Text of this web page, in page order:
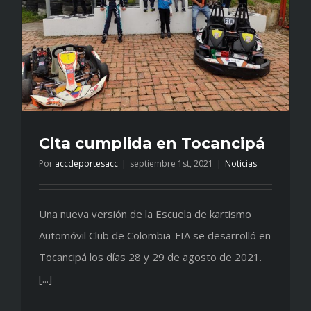
Cita cumplida en Tocancipá
Por accdeportesacc | septiembre 1st, 2021 | Noticias
Una nueva versión de la Escuela de kartismo
Automóvil Club de Colombia-FIA se desarrolló en
Tocancipá los días 28 y 29 de agosto de 2021.
[...]